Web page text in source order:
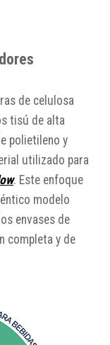
de celulosa
tisú de alta
polietileno y
utilizado para
. Este enfoque
modelo
envases de
completa y de